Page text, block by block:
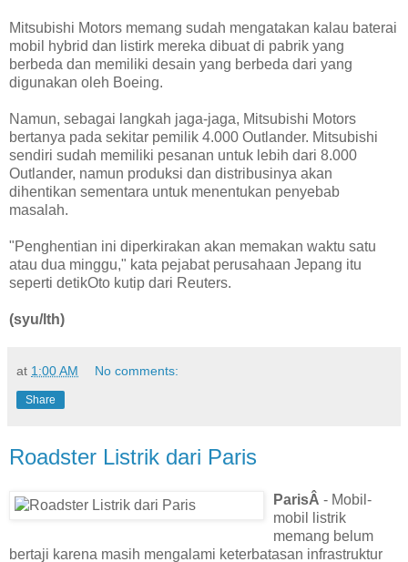
Mitsubishi Motors memang sudah mengatakan kalau baterai
mobil hybrid dan listirk mereka dibuat di pabrik yang
berbeda dan memiliki desain yang berbeda dari yang
digunakan oleh Boeing.
Namun, sebagai langkah jaga-jaga, Mitsubishi Motors
bertanya pada sekitar pemilik 4.000 Outlander. Mitsubishi
sendiri sudah memiliki pesanan untuk lebih dari 8.000
Outlander, namun produksi dan distribusinya akan
dihentikan sementara untuk menentukan penyebab
masalah.
"Penghentian ini diperkirakan akan memakan waktu satu
atau dua minggu," kata pejabat perusahaan Jepang itu
seperti detikOto kutip dari Reuters.
(syu/lth)
at 1:00 AM No comments:
Share
Roadster Listrik dari Paris
ParisÂ - Mobil-
mobil listrik
memang belum
bertaji karena masih mengalami keterbatasan infrastruktur